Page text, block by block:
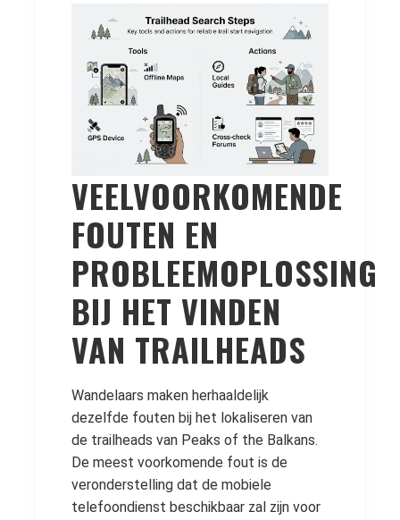
VEELVOORKOMENDE
FOUTEN EN
PROBLEEMOPLOSSING
BIJ HET VINDEN
VAN TRAILHEADS
Wandelaars maken herhaaldelijk
dezelfde fouten bij het lokaliseren van
de trailheads van Peaks of the Balkans.
De meest voorkomende fout is de
veronderstelling dat de mobiele
telefoondienst beschikbaar zal zijn voor